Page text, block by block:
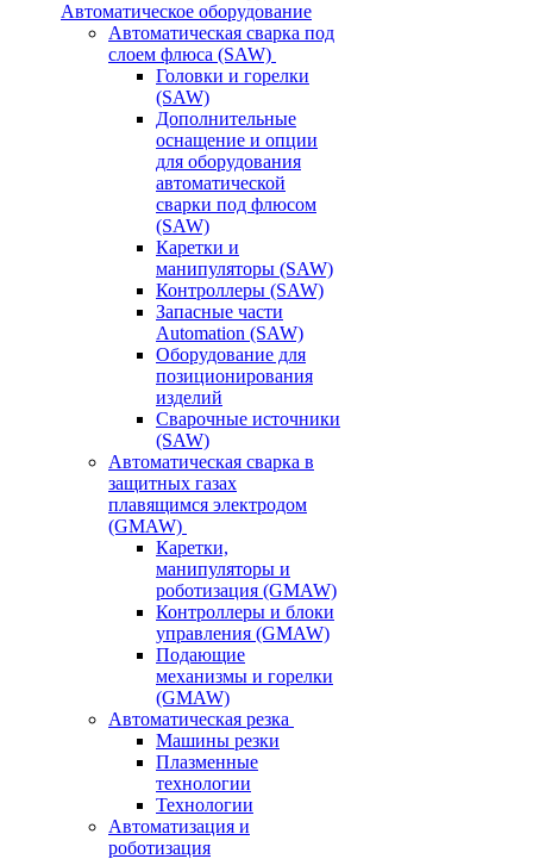
Автоматическое оборудование
Автоматическая сварка под
слоем флюса (SAW)
Головки и горелки
(SAW)
Дополнительные
оснащение и опции
для оборудования
автоматической
сварки под флюсом
(SAW)
Каретки и
манипуляторы (SAW)
Контроллеры (SAW)
Запасные части
Automation (SAW)
Оборудование для
позиционирования
изделий
Сварочные источники
(SAW)
Автоматическая сварка в
защитных газах
плавящимся электродом
(GMAW)
Каретки,
манипуляторы и
роботизация (GMAW)
Контроллеры и блоки
управления (GMAW)
Подающие
механизмы и горелки
(GMAW)
Автоматическая резка
Машины резки
Плазменные
технологии
Технологии
Автоматизация и
роботизация